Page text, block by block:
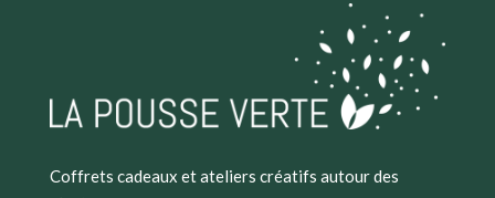
Coffrets cadeaux et ateliers créatifs autour des